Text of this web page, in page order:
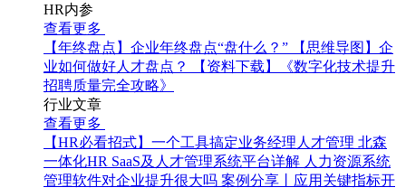
HR内参
查看更多
【年终盘点】企业年终盘点“盘什么？”
【思维导图】企
业如何做好人才盘点？
【资料下载】《数字化技术提升
招聘质量完全攻略》
行业文章
查看更多
【HR必看招式】一个工具搞定业务经理人才管理 北森
一体化HR SaaS及人才管理系统平台详解 人力资源系统
管理软件对企业提升很大吗 案例分享丨应用关键指标开